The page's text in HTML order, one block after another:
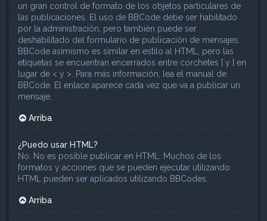
un gran control de formato de los objetos particulares de
las publicaciones. El uso de BBCode debe ser habilitado
por la administración, pero también puede ser
deshabilitado del formulario de publicación de mensajes.
BBCode asimismo es similar en estilo al HTML, pero las
etiquetas se encuentran encerrados entre corchetes [ y ] en
lugar de < y >. Para más información, lea el manual de
BBCode. El enlace aparece cada vez que va a publicar un
mensaje.
Arriba
¿Puedo usar HTML?
No. No es posible publicar en HTML. Muchos de los
formatos y acciones que se pueden ejecutar utilizando
HTML pueden ser aplicados utilizando BBCodes.
Arriba